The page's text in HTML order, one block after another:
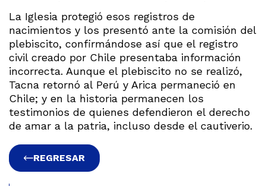
La Iglesia protegió esos registros de
nacimientos y los presentó ante la comisión del
plebiscito, confirmándose así que el registro
civil creado por Chile presentaba información
incorrecta. Aunque el plebiscito no se realizó,
Tacna retornó al Perú y Arica permaneció en
Chile; y en la historia permanecen los
testimonios de quienes defendieron el derecho
de amar a la patria, incluso desde el cautiverio.
REGRESAR